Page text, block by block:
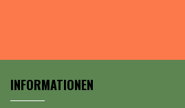
INFORMATIONEN